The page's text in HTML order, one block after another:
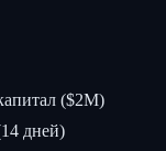
($2M)
дней)